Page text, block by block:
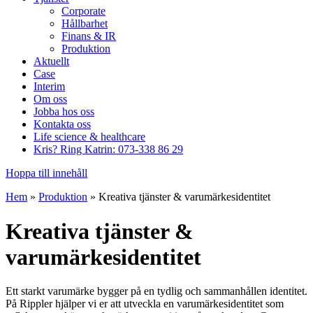
Corporate
Hållbarhet
Finans & IR
Produktion
Aktuellt
Case
Interim
Om oss
Jobba hos oss
Kontakta oss
Life science & healthcare
Kris? Ring Katrin: 073-338 86 29
Hoppa till innehåll
Hem » Produktion » Kreativa tjänster & varumärkesidentitet
Kreativa tjänster &
varumärkesidentitet
Ett starkt varumärke bygger på en tydlig och sammanhållen identitet.
På Rippler hjälper vi er att utveckla en varumärkesidentitet som